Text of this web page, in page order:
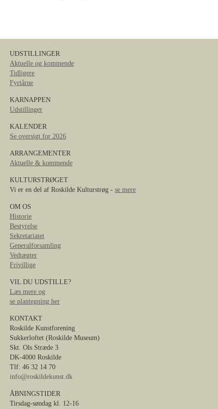
UDSTILLINGER
Aktuelle og kommende
Tidligere
Fyrtårne
KARNAPPEN
Udstillinger
KALENDER
Se oversigt for 2026
ARRANGEMENTER
Aktuelle & kommende
KULTURSTRØGET
Vi er en del af Roskilde Kulturstrøg - se mere
OM OS
Historie
Bestyrelse
Sekretariatet
Generalforsamling
Vedtægter
Frivillige
VIL DU UDSTILLE?
Læs mere og
se plantegning her
KONTAKT
Roskilde Kunstforening
Sukkerloftet (Roskilde Museum)
Skt. Ols Stræde 3
DK-4000 Roskilde
Tlf: 46 32 14 70
info@roskildekunst.dk
ÅBNINGSTIDER
Tirsdag-søndag kl. 12-16